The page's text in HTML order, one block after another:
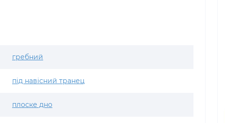
гребний
під навісний транец
плоске дно